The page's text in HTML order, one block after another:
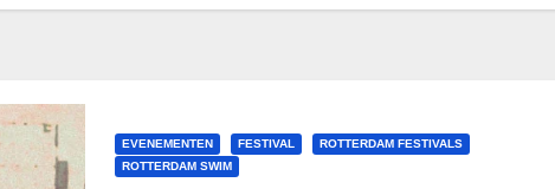
EVENEMENTEN FESTIVAL
ROTTERDAM FESTIVALS
ROTTERDAM SWIM